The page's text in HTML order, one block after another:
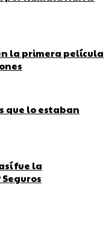
la primera película
que lo estaban
fue la